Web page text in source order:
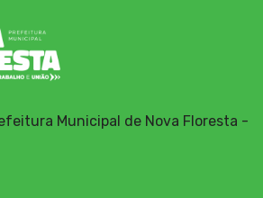
Municipal de Nova Floresta -